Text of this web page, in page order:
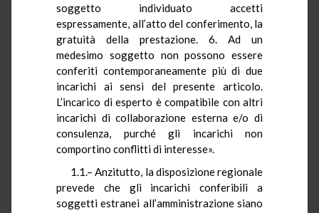
soggetto individuato accetti
espressamente, all’atto del conferimento, la
gratuità della prestazione. 6. Ad un
medesimo soggetto non possono essere
conferiti contemporaneamente più di due
incarichi ai sensi del presente articolo.
L’incarico di esperto è compatibile con altri
incarichi di collaborazione esterna e/o di
consulenza, purché gli incarichi non
comportino conflitti di interesse».
1.1.– Anzitutto, la disposizione regionale
prevede che gli incarichi conferibili a
soggetti estranei all’amministrazione siano